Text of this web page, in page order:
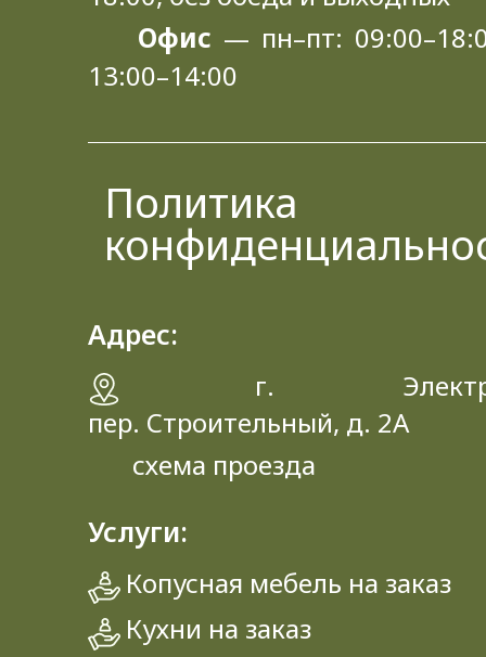
Офис — пн–пт:
13:00–14:00
Политика
Адрес:
г.
пер. Строительный, д. 2A
схема проезда
Услуги:
Копусная мебель на заказ
Кухни на заказ